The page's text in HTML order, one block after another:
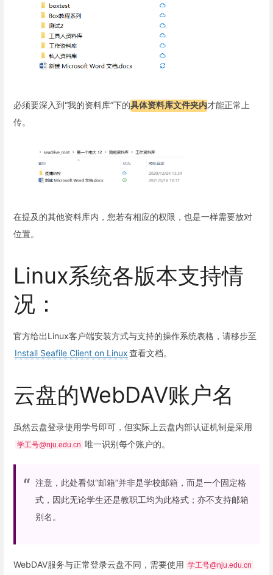
必须要深入到“我的资料库”下的具体资料库文件夹内才能正常上
传。
在提及的其他资料库内，您若有相应的权限，也是一样需要放对
位置。
Linux系统各版本支持情
况：
官方给出Linux客户端安装方式与支持的操作系统表格，请移步至
Install Seafile Client on Linux查看文档。
云盘的WebDAV账户名
虽然云盘登录使用学号即可，但实际上云盘内部认证机制是采用
学工号@nju.edu.cn 唯一识别每个账户的。
注意，此处看似“邮箱”并非是学校邮箱，而是一个固定格
式，因此无论学生还是教职工均为此格式；亦不支持邮箱
别名。
WebDAV服务与正常登录云盘不同，需要使用 学工号@nju.edu.cn